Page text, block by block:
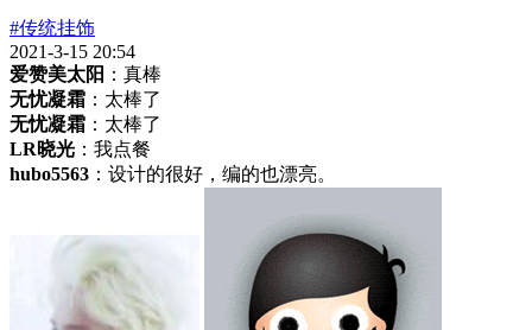
#传统挂饰
2021-3-15 20:54
爱赞美太阳 ：真棒
无忧凝霜 ：太棒了
无忧凝霜 ：太棒了
LR晓光 ：我点餐
hubo5563 ：设计的很好，编的也漂亮。